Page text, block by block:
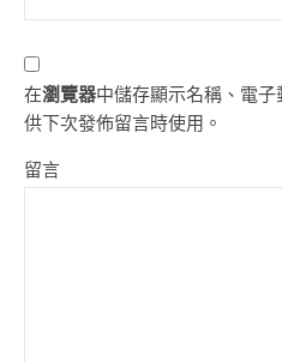
在瀏覽器中儲存顯示名稱、電
供下次發佈留言時使用。
留言